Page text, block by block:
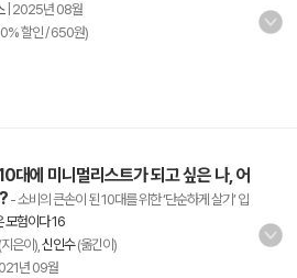
| 2025년 08월
할인 / 650원)
대에 미니멀리스트가 되고 싶은 나, 어
- 소비의 큰손이 된 10대를 위한 ‘단순하게 살기’ 입
모험이다 16
은이), 신인수(옮긴이)
년 09월